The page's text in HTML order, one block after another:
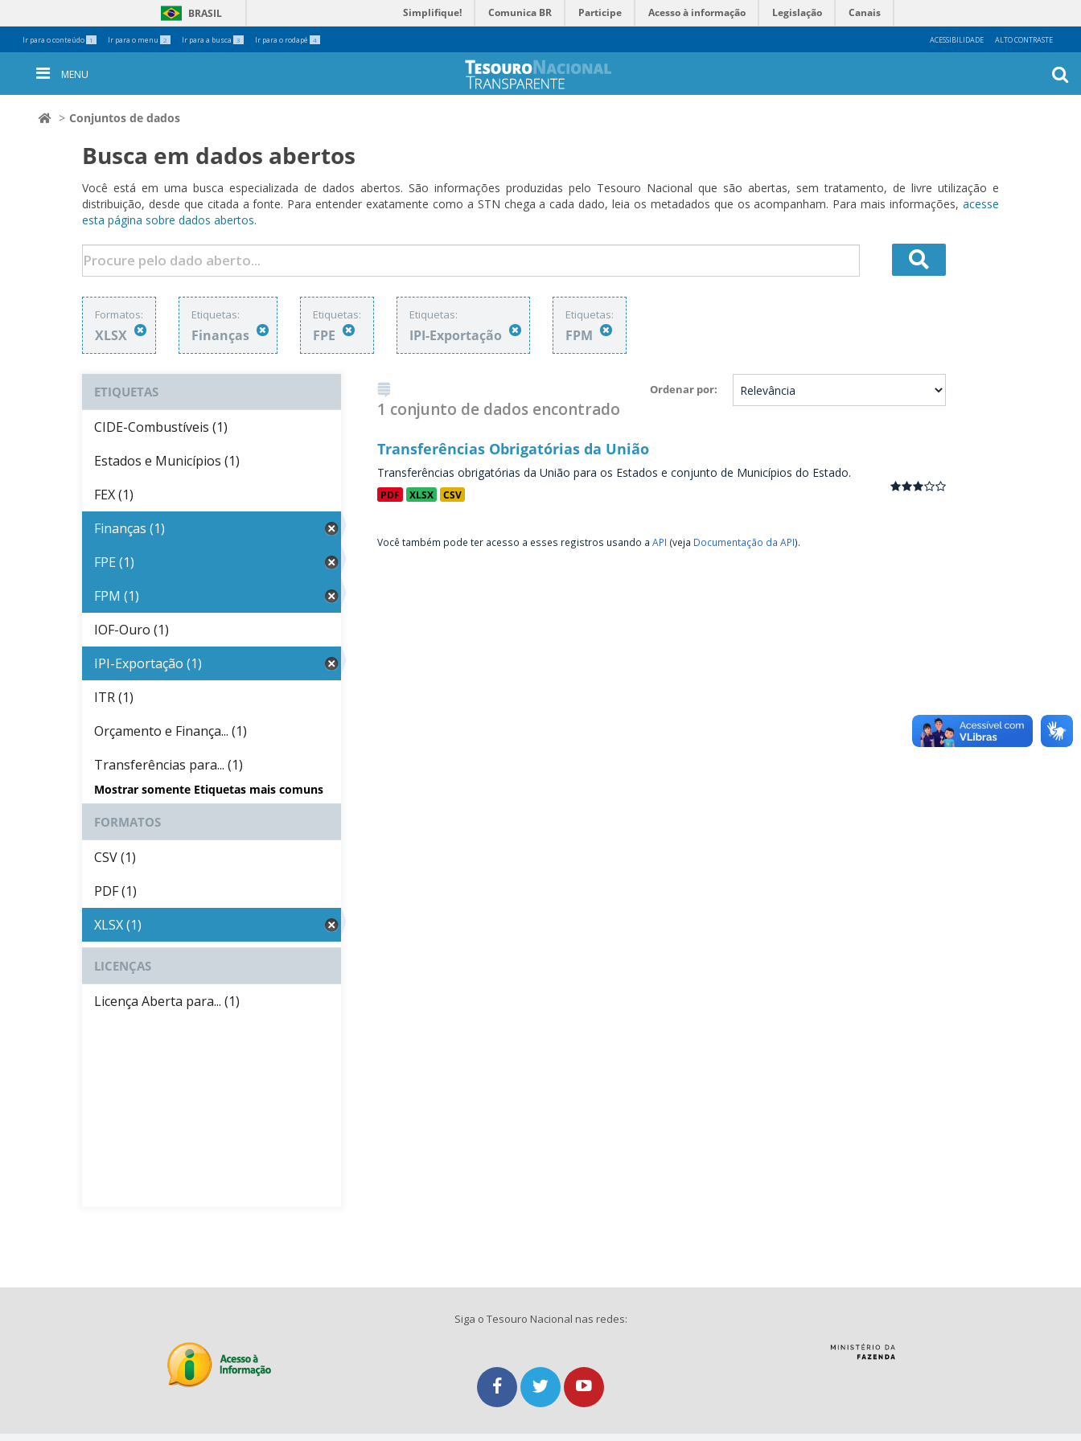
Ir para o conteúdo 1 Ir para o menu 2 Ir para a busca 3 Ir para o rodapé 4 ACESSIBILIDADE ALTO CONTRASTE
BRASIL Simplifique! Comunica BR Participe Acesso à informação Legislação Canais
Ferramentas
Pessoais
MENU
Conjuntos de dados
Busca em dados abertos
Você está em uma busca especializada de dados abertos. São informações produzidas pelo Tesouro Nacional que são abertas, sem tratamento, de livre utilização e
distribuição, desde que citada a fonte. Para entender exatamente como a STN chega a cada dado, leia os metadados que os acompanham. Para mais informações, acesse
esta página sobre dados abertos.
Formatos:
XLSX
Etiquetas:
Finanças
Etiquetas:
FPE
Etiquetas:
IPI-Exportação
Etiquetas:
FPM
Ordenar por
1 conjunto de dados encontrado
Transferências Obrigatórias da União
Transferências obrigatórias da União para os Estados e conjunto de Municípios do Estado.
PDF XLSX CSV
Você também pode ter acesso a esses registros usando aAPI (veja Documentação da API).
ETIQUETAS
CIDE-Combustíveis (1)
Estados e Municípios (1)
FEX (1)
Finanças (1)
FPE (1)
FPM (1)
IOF-Ouro (1)
IPI-Exportação (1)
ITR (1)
Orçamento e Finança... (1)
Transferências para... (1)
Mostrar somente Etiquetas mais comuns
FORMATOS
CSV (1)
PDF (1)
XLSX (1)
LICENÇAS
Licença Aberta para... (1)
Siga o Tesouro Nacional nas redes: